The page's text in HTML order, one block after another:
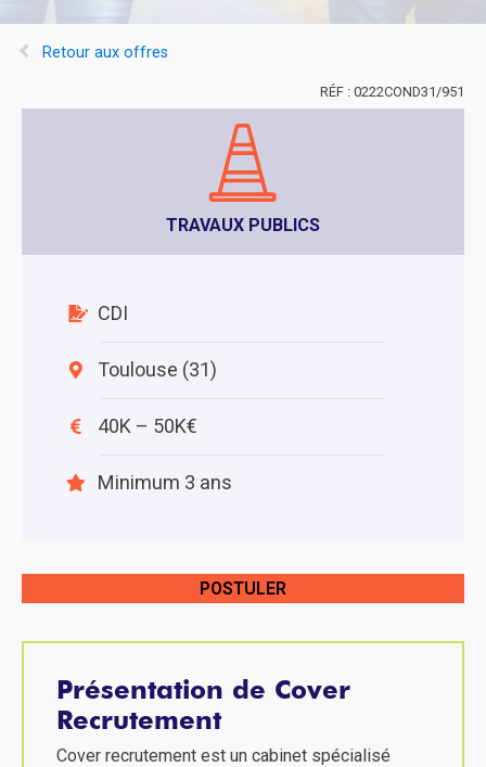
Retour aux offres
0222COND31/951
Présentation de Cover
Recrutement
Cover recrutement est un cabinet spécialisé
TRAVAUX PUBLICS
CDI
Toulouse (31)
40K – 50K€
Minimum 3 ans
POSTULER